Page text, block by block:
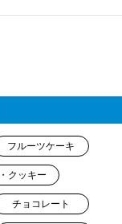
フルーツケーキ
クッキー
チョコレート